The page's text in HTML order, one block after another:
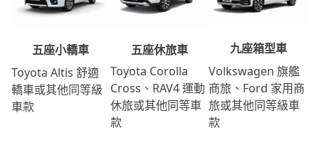
五座小轎車
Toyota Altis 舒適
轎車或其他同等級
車款
五座休旅車
Toyota Corolla
Cross、RAV4 運動
休旅或其他同等車
款
九座箱型車
Volkswagen 旗艦
商旅、Ford 家用商
旅或其他同等級車
款